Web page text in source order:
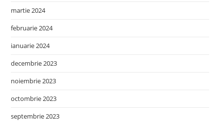
martie 2024
februarie 2024
ianuarie 2024
decembrie 2023
noiembrie 2023
octombrie 2023
septembrie 2023